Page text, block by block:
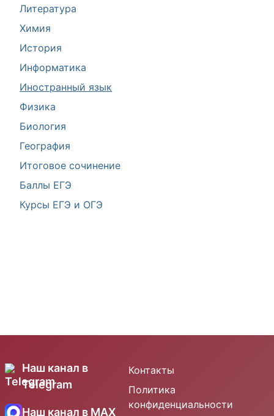
Литература
Химия
История
Информатика
Иностранный язык
Физика
Биология
География
Итоговое сочинение
Баллы ЕГЭ
Курсы ЕГЭ и ОГЭ
Наш канал в
Telegram
Наш канал в MAX
Контакты
Политика
конфиденциальности